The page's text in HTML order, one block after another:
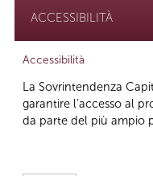
ACCESSIBILITÀ
Accessibilità
La Sovrintendenza
garantire l’accesso al
da parte del più ampio